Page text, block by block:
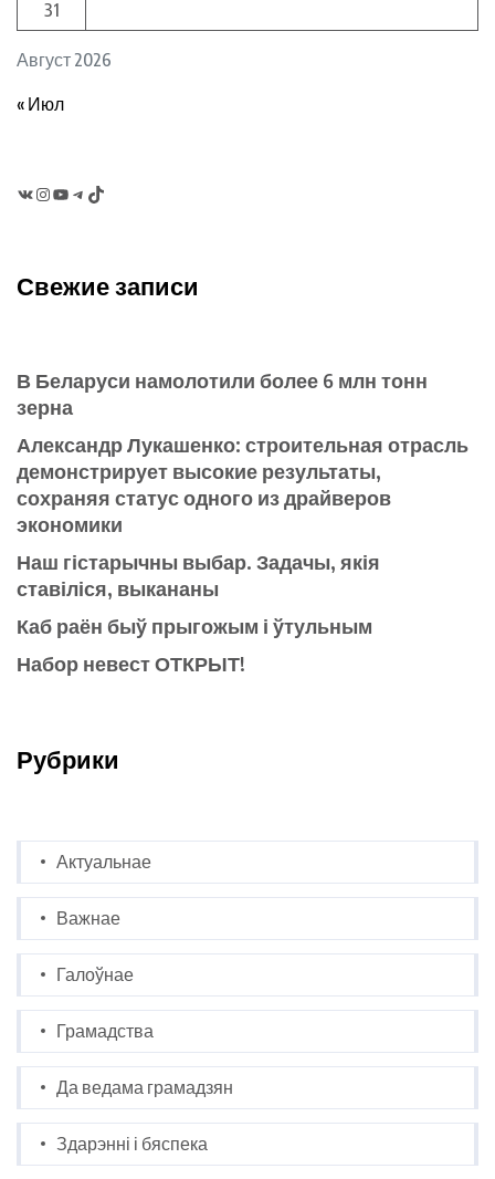
Август 2026
31
« Июл
Instagram
YouTubeTelegram
TikTok
Свежие записи
В Беларуси намолотили более 6 млн тонн
зерна
Александр Лукашенко: строительная отрасль
демонстрирует высокие результаты,
сохраняя статус одного из драйверов
экономики
Наш гістарычны выбар. Задачы, якія
ставіліся, выкананы
Каб раён быў прыгожым і ўтульным
Набор невест ОТКРЫТ!
Рубрики
Актуальнае
Важнае
Галоўнае
Грамадства
Да ведама грамадзян
Здарэнні і бяспека